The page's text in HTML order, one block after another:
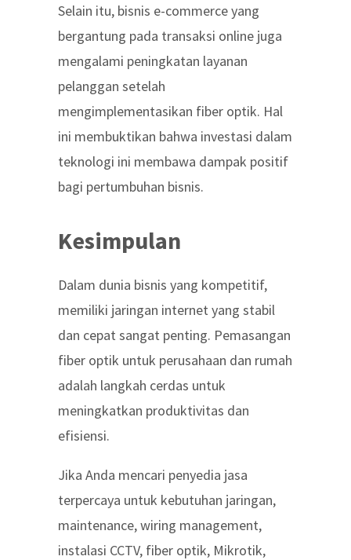
Selain itu, bisnis e-commerce yang
bergantung pada transaksi online juga
mengalami peningkatan layanan
pelanggan setelah
mengimplementasikan fiber optik. Hal
ini membuktikan bahwa investasi dalam
teknologi ini membawa dampak positif
bagi pertumbuhan bisnis.
Kesimpulan
Dalam dunia bisnis yang kompetitif,
memiliki jaringan internet yang stabil
dan cepat sangat penting. Pemasangan
fiber optik untuk perusahaan dan rumah
adalah langkah cerdas untuk
meningkatkan produktivitas dan
efisiensi.
Jika Anda mencari penyedia jasa
terpercaya untuk kebutuhan jaringan,
maintenance, wiring management,
instalasi CCTV, fiber optik, Mikrotik,